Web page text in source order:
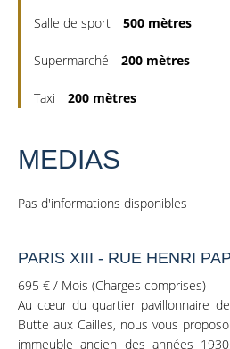
Salle de sport 500 mètres
Supermarché 200 mètres
Taxi 200 mètres
MEDIAS
Pas d'informations disponibles
PARIS XIII - RUE HENRI
695 € / Mois (Charges comprises)
Au cœur du quartier pavillonnaire
Butte aux Cailles, nous vous
immeuble ancien des années